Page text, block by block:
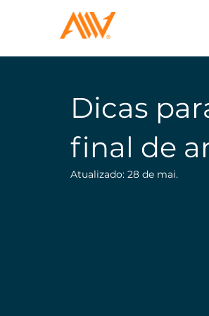
Dicas
final de
Atualizado: 28 de mai.